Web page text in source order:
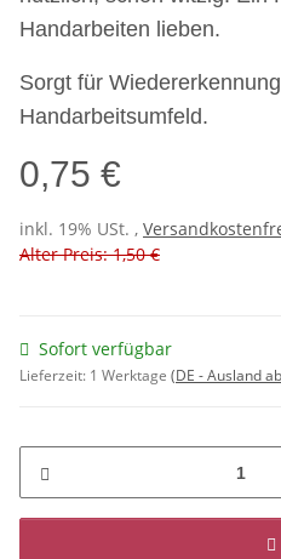
Handarbeiten lieben.
Sorgt für
Handarbeitsumfeld.
0,75 €
inkl. 19% USt. ,
Alter Preis: 1,50 €
Sofort verfügbar
Lieferzeit: 1 Werktage (DE - Ausland